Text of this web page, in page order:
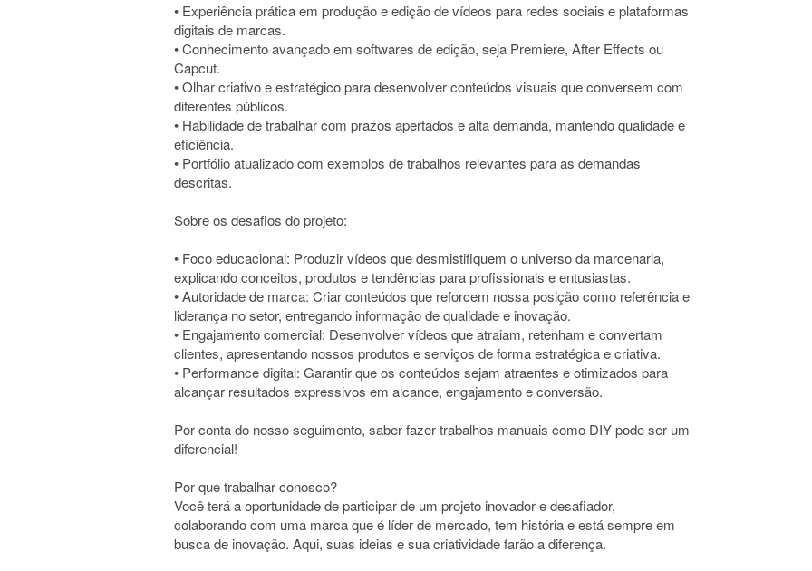
• Experiência prática em produção e edição de vídeos para redes sociais e plataformas
digitais de marcas.
• Conhecimento avançado em softwares de edição, seja Premiere, After Effects ou
Capcut.
• Olhar criativo e estratégico para desenvolver conteúdos visuais que conversem com
diferentes públicos.
• Habilidade de trabalhar com prazos apertados e alta demanda, mantendo qualidade e
eficiência.
• Portfólio atualizado com exemplos de trabalhos relevantes para as demandas
descritas.
Sobre os desafios do projeto:
• Foco educacional: Produzir vídeos que desmistifiquem o universo da marcenaria,
explicando conceitos, produtos e tendências para profissionais e entusiastas.
• Autoridade de marca: Criar conteúdos que reforcem nossa posição como referência e
liderança no setor, entregando informação de qualidade e inovação.
• Engajamento comercial: Desenvolver vídeos que atraiam, retenham e convertam
clientes, apresentando nossos produtos e serviços de forma estratégica e criativa.
• Performance digital: Garantir que os conteúdos sejam atraentes e otimizados para
alcançar resultados expressivos em alcance, engajamento e conversão.
Por conta do nosso seguimento, saber fazer trabalhos manuais como DIY pode ser um
diferencial!
Por que trabalhar conosco?
Você terá a oportunidade de participar de um projeto inovador e desafiador,
colaborando com uma marca que é líder de mercado, tem história e está sempre em
busca de inovação. Aqui, suas ideias e sua criatividade farão a diferença.